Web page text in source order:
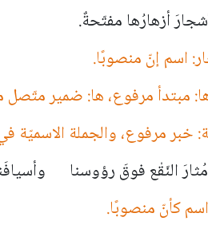
أزهارُها مفتّحةٌ.
اسم إنّ منصوبًا.
مبتدأ مرفوع، ها: ضمير
خبر مرفوع، والجملة الاسميّة
النّقْع فوقَ رؤوسنا
كأنّ منصوبًا.